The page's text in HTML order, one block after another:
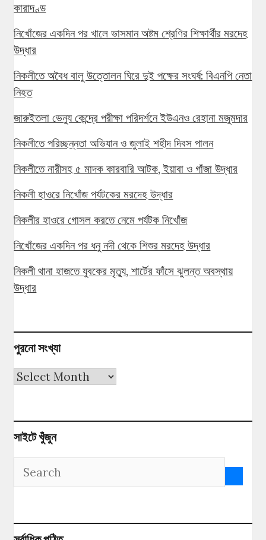
কারাদণ্ড
নিখোঁজের একদিন পর খালে ভাসমান অষ্টম শ্রেণির শিক্ষার্থীর মরদেহ
উদ্ধার
নিকলীতে অবৈধ বালু উত্তোলন ঘিরে দুই পক্ষের সংঘর্ষ: বিএনপি নেতা
নিহত
জারুইতলা ভেন্যু কেন্দ্রে পরীক্ষা পরিদর্শনে ইউএনও রেহানা মজুমদার
নিকলীতে পরিচ্ছন্নতা অভিযান ও জুলাই শহীদ দিবস পালন
নিকলীতে নারীসহ ৫ মাদক কারবারি আটক, ইয়াবা ও গাঁজা উদ্ধার
নিকলী হাওরে নিখোঁজ পর্যটকের মরদেহ উদ্ধার
নিকলীর হাওরে গোসল করতে নেমে পর্যটক নিখোঁজ
নিখোঁজের একদিন পর ধনু নদী থেকে শিশুর মরদেহ উদ্ধার
নিকলী থানা হাজতে যুবকের মৃত্যু, শার্টের ফাঁসে ঝুলন্ত অবস্থায়
উদ্ধার
পুরনো সংখ্যা
পুরনো
সাইটে খুঁজুন